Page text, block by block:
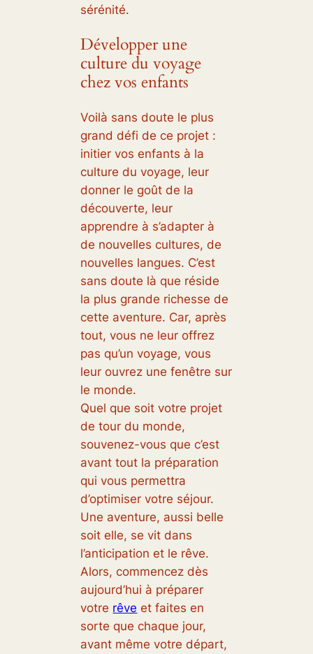
sérénité.
Développer une
culture du voyage
chez vos enfants
Voilà sans doute le plus
grand défi de ce projet :
initier vos enfants à la
culture du voyage, leur
donner le goût de la
découverte, leur
apprendre à s’adapter à
de nouvelles cultures, de
nouvelles langues. C’est
sans doute là que réside
la plus grande richesse de
cette aventure. Car, après
tout, vous ne leur offrez
pas qu’un voyage, vous
leur ouvrez une fenêtre sur
le monde.
Quel que soit votre projet
de tour du monde,
souvenez-vous que c’est
avant tout la préparation
qui vous permettra
d’optimiser votre séjour.
Une aventure, aussi belle
soit elle, se vit dans
l’anticipation et le rêve.
Alors, commencez dès
aujourd’hui à préparer
votre rêve et faites en
sorte que chaque jour,
avant même votre départ,